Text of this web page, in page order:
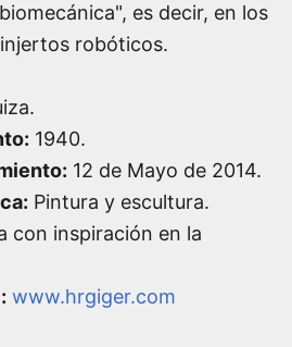
es decir, en los
robóticos.
1940.
12 de Mayo de 2014.
Pintura y escultura.
con inspiración en la
www.hrgiger.com